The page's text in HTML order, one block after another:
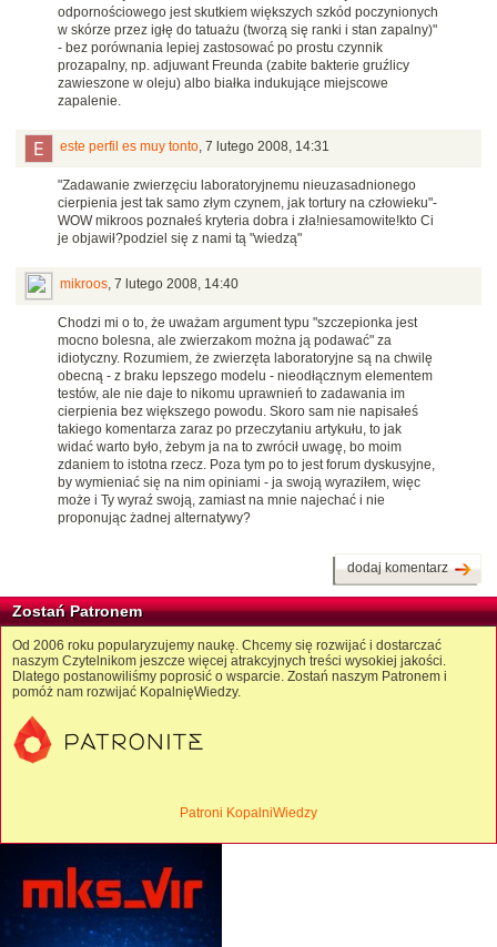
odpornościowego jest skutkiem większych szkód poczynionych
w skórze przez igłę do tatuażu (tworzą się ranki i stan zapalny)"
- bez porównania lepiej zastosować po prostu czynnik
prozapalny, np. adjuwant Freunda (zabite bakterie gruźlicy
zawieszone w oleju) albo białka indukujące miejscowe
zapalenie.
este perfil es muy tonto, 7 lutego 2008, 14:31
"Zadawanie zwierzęciu laboratoryjnemu nieuzasadnionego
cierpienia jest tak samo złym czynem, jak tortury na człowieku"-
WOW mikroos poznałeś kryteria dobra i zła!niesamowite!kto Ci
je objawił?podziel się z nami tą "wiedzą"
mikroos, 7 lutego 2008, 14:40
Chodzi mi o to, że uważam argument typu "szczepionka jest
mocno bolesna, ale zwierzakom można ją podawać" za
idiotyczny. Rozumiem, że zwierzęta laboratoryjne są na chwilę
obecną - z braku lepszego modelu - nieodłącznym elementem
testów, ale nie daje to nikomu uprawnień to zadawania im
cierpienia bez większego powodu. Skoro sam nie napisałeś
takiego komentarza zaraz po przeczytaniu artykułu, to jak
widać warto było, żebym ja na to zwrócił uwagę, bo moim
zdaniem to istotna rzecz. Poza tym po to jest forum dyskusyjne,
by wymieniać się na nim opiniami - ja swoją wyraziłem, więc
może i Ty wyraź swoją, zamiast na mnie najechać i nie
proponując żadnej alternatywy?
dodaj komentarz
Zostań Patronem
Od 2006 roku popularyzujemy naukę. Chcemy się rozwijać i dostarczać
naszym Czytelnikom jeszcze więcej atrakcyjnych treści wysokiej jakości.
Dlatego postanowiliśmy poprosić o wsparcie. Zostań naszym Patronem i
pomóż nam rozwijać KopalnięWiedzy.
Patroni KopalniWiedzy